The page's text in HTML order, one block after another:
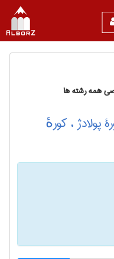
همه رشته ها
پولادژ ، کورهٔ